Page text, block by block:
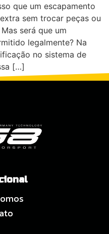
que um escapamento
sem trocar peças ou
será que um
legalmente? Na
no sistema de
[…]